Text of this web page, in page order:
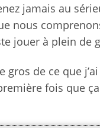
jamais au
nous
jouer à plein de
de ce que
fois que